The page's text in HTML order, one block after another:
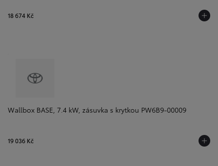
18 674 Kč
Wallbox BASE, 7.4 kW, zásuvka s krytkou PW6B9-00009
19 036 Kč